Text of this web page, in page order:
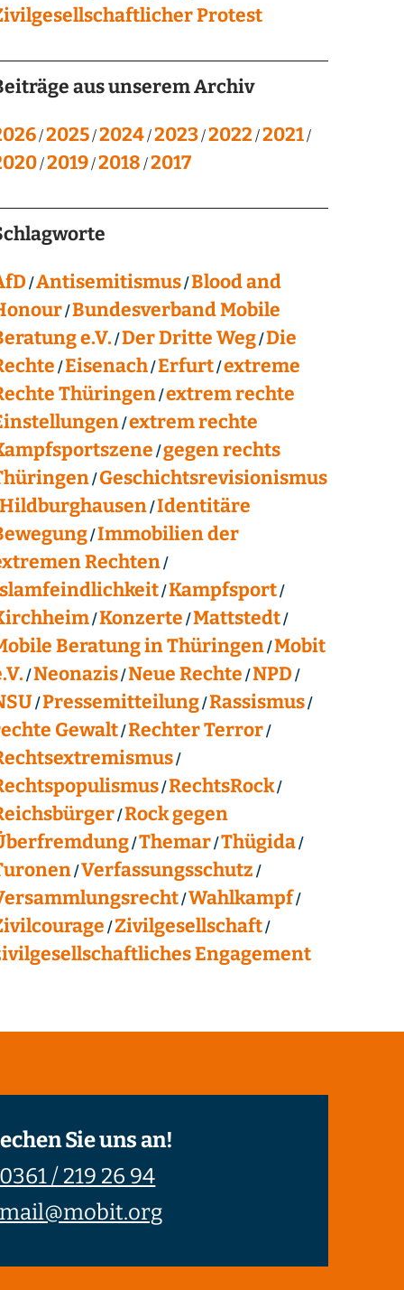
Protest
aus unserem Archiv
2025 2024 2023 2022 2021
2019 2018 2017
Antisemitismus Blood and
Bundesverband Mobile
e.V. Der Dritte Weg Die
Eisenach Erfurt extreme
Thüringen extrem rechte
extrem rechte
gegen rechts
Geschichtsrevisionismus
Identitäre
Immobilien der
Rechten
Kampfsport
Konzerte Mattstedt
Beratung in Thüringen Mobit
Neonazis Neue Rechte NPD
Pressemitteilung Rassismus
Gewalt Rechter Terror
RechtsRock
Rock gegen
Themar Thügida
Verfassungsschutz
Wahlkampf
Zivilgesellschaft
Engagement
Sie uns an!
0361 / 219 26 94
mail@mobit.org